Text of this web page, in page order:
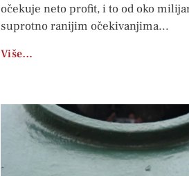
očekuje neto profit, i to od oko
suprotno ranijim očekivanjima
Više…